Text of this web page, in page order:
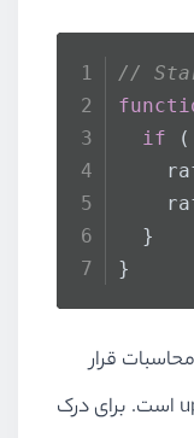
//
if
  }
}
قرار
است استفاده شود updateAnimation است. برای درک